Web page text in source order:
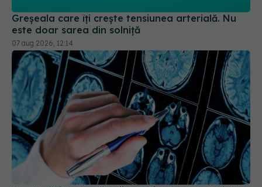
Ce au găsit cercetătorii în creierul persoanelor cu
Alzheimer ar putea schimba tratamentul bolii
03 aug 2026, 20:08